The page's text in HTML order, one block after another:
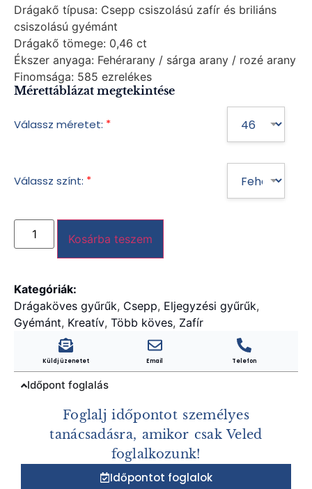
Drágakő típusa: Csepp csiszolású zafír és briliáns
csiszolású gyémánt
Drágakő tömege: 0,46 ct
Ékszer anyaga: Fehérarany / sárga arany / rozé arany
Finomsága: 585 ezrelékes
Mérettáblázat megtekintése
Válassz méretet: *
Válassz színt: *
Kosárba teszem
Kategóriák:
Drágaköves gyűrűk, Csepp, Eljegyzési gyűrűk,
Gyémánt, Kreatív, Több köves, Zafír
Küldj üzenetet Email Telefon
Időpont foglalás
Foglalj időpontot személyes
tanácsadásra, amikor csak Veled
foglalkozunk!
Időpontot foglalok